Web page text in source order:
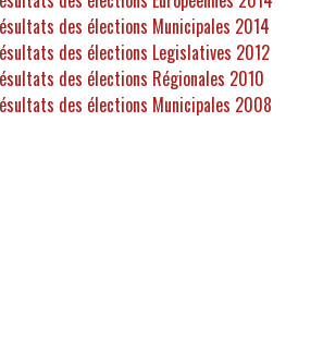
des élections Municipales 2014
des élections Legislatives 2012
des élections Régionales 2010
des élections Municipales 2008